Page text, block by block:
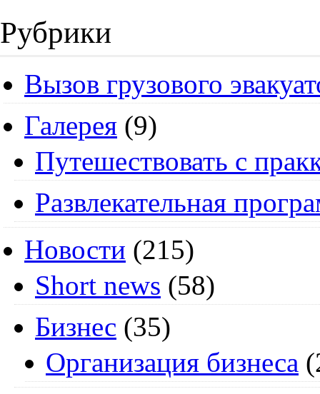
Рубрики
Вызов грузового
Галерея (9)
Путешествовать с
Развлекательная
Новости (215)
Short news (58)
Бизнес (35)
Организация бизнеса